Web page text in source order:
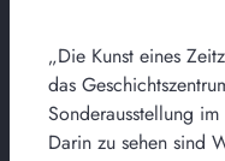
„Die Kunst eines
das
Sonderausstellung
Darin zu sehen sind